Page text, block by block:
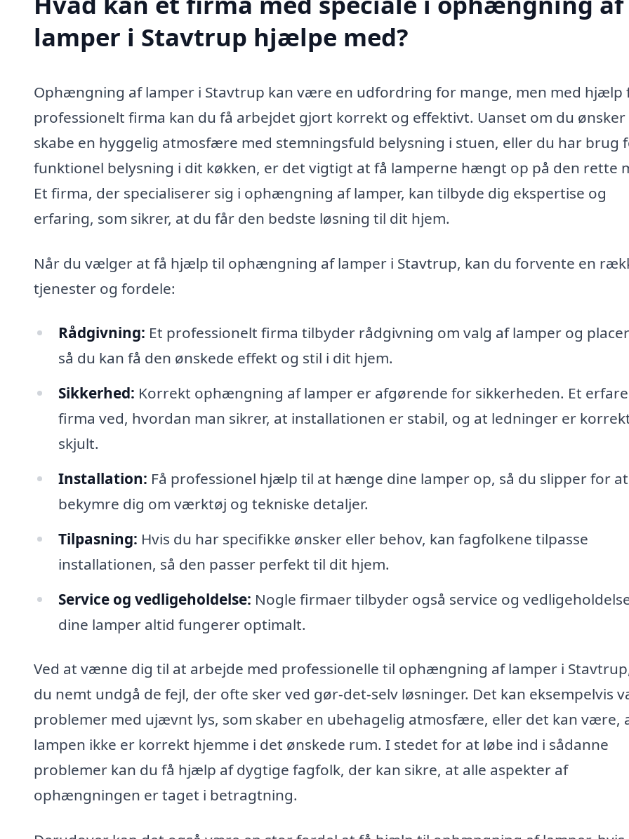
lamper i Stavtrup hjælpe med?
Ophængning af lamper i Stavtrup kan være en udfordring for mange, men med hjælp
professionelt firma kan du få arbejdet gjort korrekt og effektivt. Uanset om du ønsker
skabe en hyggelig atmosfære med stemningsfuld belysning i stuen, eller du har brug
funktionel belysning i dit køkken, er det vigtigt at få lamperne hængt op på den rette
Et firma, der specialiserer sig i ophængning af lamper, kan tilbyde dig ekspertise og
erfaring, som sikrer, at du får den bedste løsning til dit hjem.
Når du vælger at få hjælp til ophængning af lamper i Stavtrup, kan du forvente en
tjenester og fordele:
Rådgivning: Et professionelt firma tilbyder rådgivning om valg af lamper og
så du kan få den ønskede effekt og stil i dit hjem.
Sikkerhed: Korrekt ophængning af lamper er afgørende for sikkerheden. Et
firma ved, hvordan man sikrer, at installationen er stabil, og at ledninger er
skjult.
Installation: Få professionel hjælp til at hænge dine lamper op, så du slipper for at
bekymre dig om værktøj og tekniske detaljer.
Tilpasning: Hvis du har specifikke ønsker eller behov, kan fagfolkene tilpasse
installationen, så den passer perfekt til dit hjem.
Service og vedligeholdelse: Nogle firmaer tilbyder også service og
dine lamper altid fungerer optimalt.
Ved at vænne dig til at arbejde med professionelle til ophængning af lamper i
du nemt undgå de fejl, der ofte sker ved gør-det-selv løsninger. Det kan eksempelvis
problemer med ujævnt lys, som skaber en ubehagelig atmosfære, eller det kan være,
lampen ikke er korrekt hjemme i det ønskede rum. I stedet for at løbe ind i sådanne
problemer kan du få hjælp af dygtige fagfolk, der kan sikre, at alle aspekter af
ophængningen er taget i betragtning.